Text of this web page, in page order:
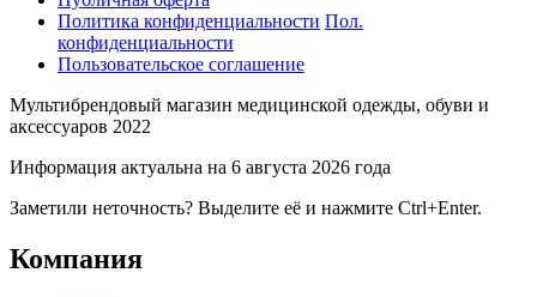
Политика конфиденциальности Пол.
конфиденциальности
Пользовательское соглашение
Мультибрендовый магазин медицинской одежды, обуви и
аксессуаров 2022
Информация актуальна на 6 августа 2026 года
Заметили неточность? Выделите её и нажмите Ctrl+Enter.
Компания